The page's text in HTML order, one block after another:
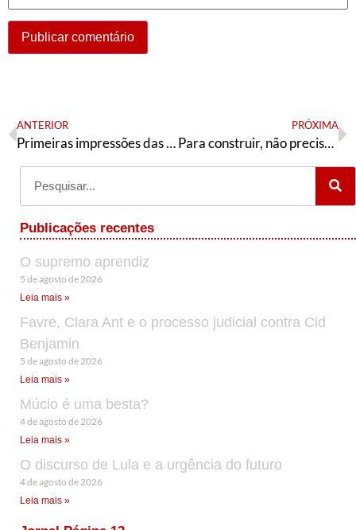
ANTERIOR
Primeiras impressões das eleições da capital do Rio de Janeiro
PRÓXIMA
Para construir, não precisa desmatar
Publicações recentes
O supremo aprendiz
5 de agosto de 2026
Leia mais »
Favre, Clara Ant e o processo judicial contra Cid
Benjamin
5 de agosto de 2026
Leia mais »
Múcio é uma besta?
4 de agosto de 2026
Leia mais »
O discurso de Lula e a urgência do futuro
4 de agosto de 2026
Leia mais »